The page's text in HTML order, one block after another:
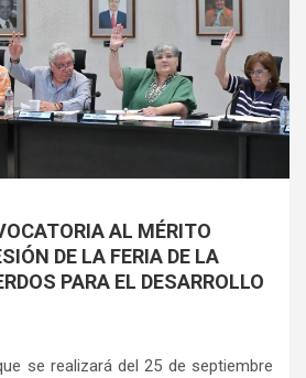
AL MÉRITO
DE LA FERIA DE LA
PARA EL DESARROLLO
se realizará del 25 de septiembre